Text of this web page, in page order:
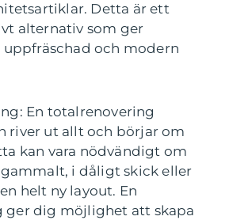
Detta är ett
alternativ som ger
och modern
En totalrenovering
river ut allt och börjar om
kan vara nödvändigt om
i dåligt skick eller
helt ny layout. En
ger dig möjlighet att skapa